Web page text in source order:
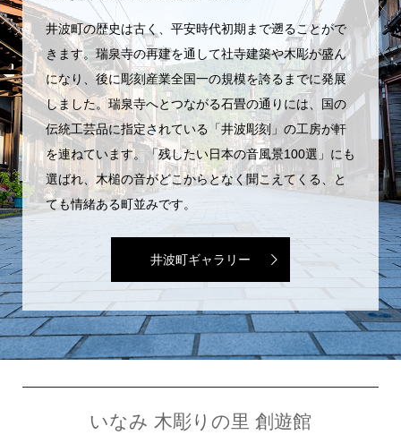
井波町の歴史は古く、平安時代初期まで遡ることがで
きます。瑞泉寺の再建を通して社寺建築や木彫が盛ん
になり、後に彫刻産業全国一の規模を誇るまでに発展
しました。瑞泉寺へとつながる石畳の通りには、国の
伝統工芸品に指定されている「井波彫刻」の工房が軒
を連ねています。「残したい日本の音風景100選」にも
選ばれ、木槌の音がどこからとなく聞こえてくる、と
ても情緒ある町並みです。
井波町ギャラリー
いなみ 木彫りの里 創遊館